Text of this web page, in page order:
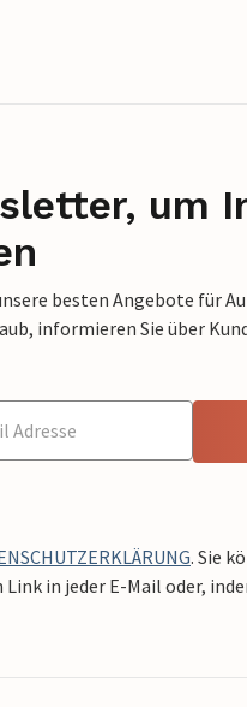
um
besten Angebote für
informieren Sie über
. Sie
in jeder E-Mail oder,